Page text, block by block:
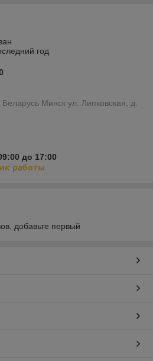
год
Минск ул. Липковская, д.
до 17:00
работы
добавьте первый